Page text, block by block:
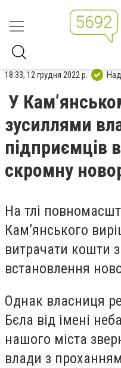
18:33, 12 грудня 2022 р.
У
зусиллями
підприємців
скромну
На тлі
Кам’янського
витрачати кошти
встановлення
Однак власниця
Бєла від імені
нашого міста
влади з